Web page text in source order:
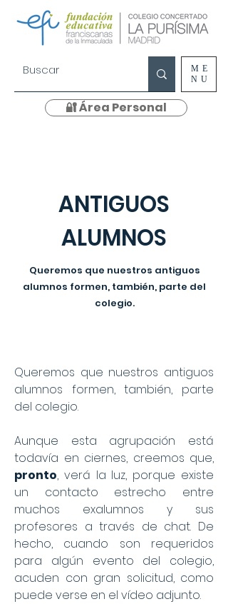
🔐 Área Personal
ME
NU
ANTIGUOS
ALUMNOS
Queremos que nuestros antiguos
alumnos formen, también, parte del
colegio.
Queremos que nuestros antiguos
alumnos formen, también, parte
del colegio.
Aunque esta agrupación está
todavía en ciernes, creemos que,
pronto, verá la luz, porque existe
un contacto estrecho entre
muchos exalumnos y sus
profesores a través de chat. De
hecho, cuando son requeridos
para algún evento del colegio,
acuden con gran solicitud, como
puede verse en el vídeo adjunto.